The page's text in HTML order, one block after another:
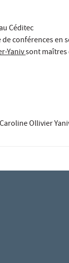
Céditec
conférences en
Yanivsont maîtres
Caroline Ollivier